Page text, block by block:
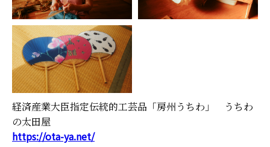
経済産業大臣指定伝統的工芸品「房州うちわ」 うちわ
の太田屋
https://ota-ya.net/